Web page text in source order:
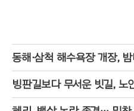
동해·삼척 해수욕장 개장,
빙판길보다 무서운 빗길, 노